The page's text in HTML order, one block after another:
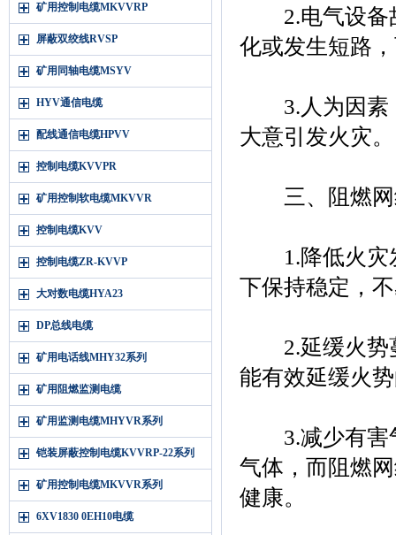
矿用控制电缆MKVVRP
屏蔽双绞线RVSP
矿用同轴电缆MSYV
HYV通信电缆
配线通信电缆HPVV
控制电缆KVVPR
矿用控制软电缆MKVVR
控制电缆KVV
控制电缆ZR-KVVP
大对数电缆HYA23
DP总线电缆
矿用电话线MHY32系列
矿用阻燃监测电缆
矿用监测电缆MHYVR系列
铠装屏蔽控制电缆KVVRP-22系列
矿用控制电缆MKVVR系列
6XV1830 0EH10电缆
2.电气设备故
化或发生短路
3.人为因素：
大意引发火灾。
三、阻燃网
1.降低火灾发
下保持稳定，
2.延缓火势蔓
能有效延缓火
3.减少有害气
气体，而阻燃
健康。